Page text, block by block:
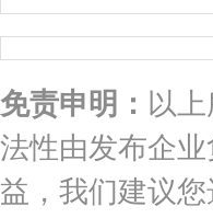
免责申明： 以
法性由发布企
益，我们建议